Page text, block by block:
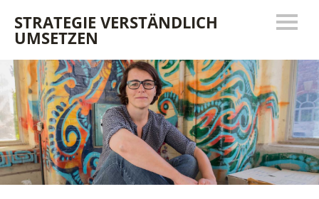
STRATEGIE VERSTÄNDLICH
UMSETZEN